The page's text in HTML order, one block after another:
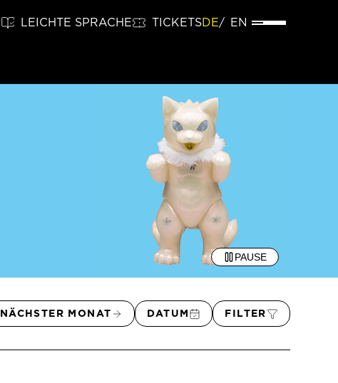
LEICHTE SPRACHE TICKETSDE EN
PAUSE
NÄCHSTER MONAT DATUM FILTER